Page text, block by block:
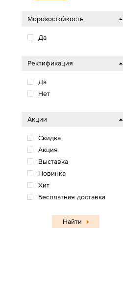
Морозостойкость
Да
Ректификация
Да
Нет
Акции
Скидка
Акция
Выставка
Новинка
Хит
Бесплатная доставка
Найти